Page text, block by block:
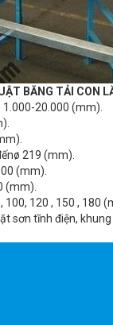
BĂNG TẢI CON
20.000 (mm).
219 (mm).
(mm).
(mm).
120 , 150 , 180
sơn tĩnh điện, khung